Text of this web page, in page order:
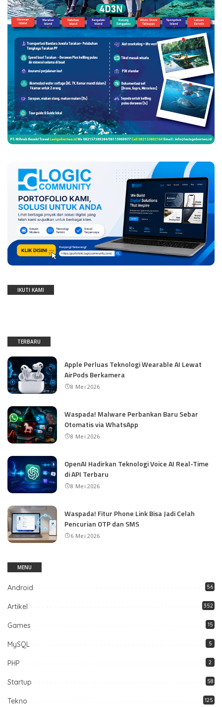
IKUTI KAMI
TERBARU
Apple Perluas Teknologi Wearable AI Lewat
AirPods Berkamera
8 Mei 2026
Waspada! Malware Perbankan Baru Sebar
Otomatis via WhatsApp
8 Mei 2026
OpenAI Hadirkan Teknologi Voice AI Real-Time
di API Terbaru
8 Mei 2026
Waspada! Fitur Phone Link Bisa Jadi Celah
Pencurian OTP dan SMS
6 Mei 2026
MENU
Android 56
Artikel 352
Games 15
MySQL 5
PHP 2
Startup 58
Tekno 125